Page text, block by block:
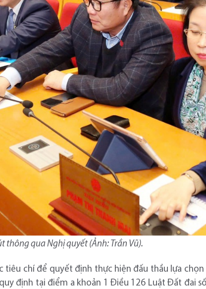
thông qua Nghị quyết (Ảnh: Trần Vũ).
tiêu chí để quyết định thực hiện đấu thầu lựa
định tại điểm a khoản 1 Điều 126 Luật Đất đai